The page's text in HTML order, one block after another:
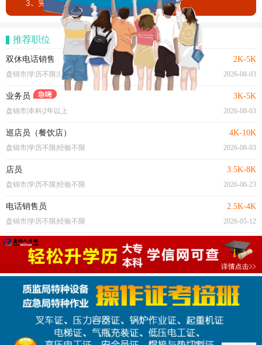
推荐职位
双休电话销售 2K-5K
盘锦市|学历不限|1年以上 2026-08-03
业务员 3K-5K
盘锦市|本科|2年以上 2026-08-03
巡店员（餐饮店） 4K-10K
盘锦市|学历不限|经验不限 2026-08-03
店员 3.5K-8K
盘锦市|学历不限|经验不限 2026-06-23
电话销售员 2.5K-4K
盘锦市|学历不限|经验不限 2026-05-12